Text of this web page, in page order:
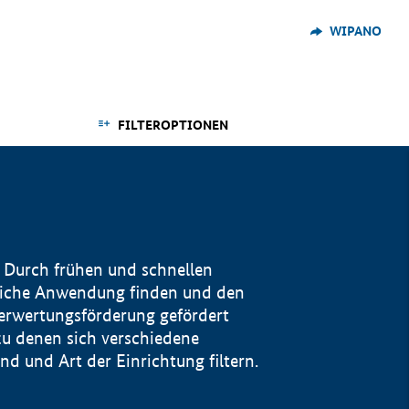
WIPANO
FILTEROPTIONEN
frühen und schnellen
Anwendung finden und den
gefördert
denen sich verschiedene
und Art der Einrichtung filtern.